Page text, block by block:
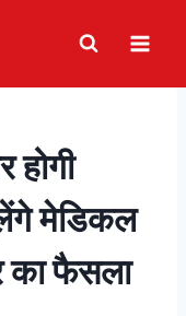
होगी
मेडिकल
का फैसला